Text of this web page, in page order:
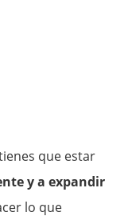
que estar
y a expandir
lo que